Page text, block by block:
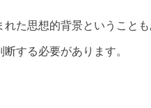
た思想的背景ということも
する必要があります。